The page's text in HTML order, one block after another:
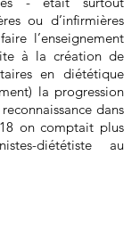
ou d’infirmières
l’enseignement
à la création de
en diététique
la progression
dans
on comptait plus
diététiste au